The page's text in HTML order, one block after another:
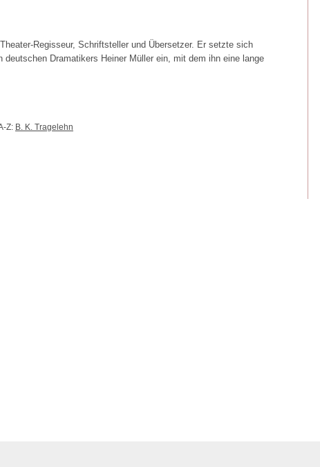
Regisseur, Schriftsteller und Übersetzer. Er setzte sich
deutschen Dramatikers Heiner Müller ein, mit dem ihn eine lange
Z: B. K. Tragelehn